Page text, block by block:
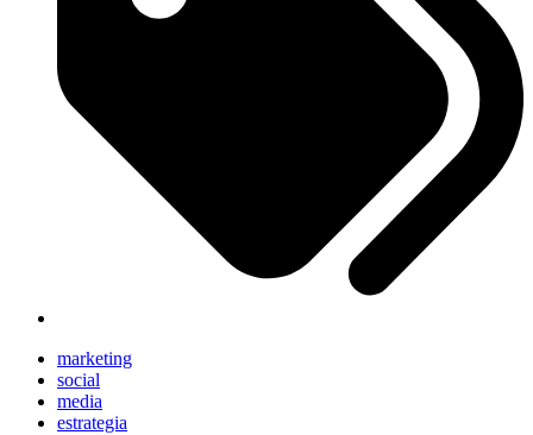
marketing
social
media
estrategia